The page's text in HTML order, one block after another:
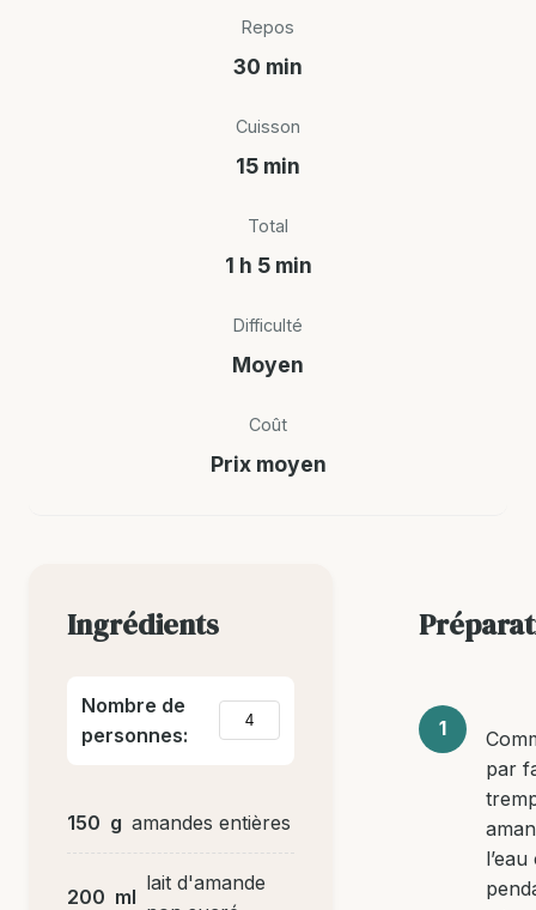
Repos
30 min
Cuisson
15 min
Total
1 h 5 min
Difficulté
Moyen
Coût
Prix moyen
Ingrédients
Nombre de
personnes:
150 g amandes entières
200 ml
lait d'amande
par